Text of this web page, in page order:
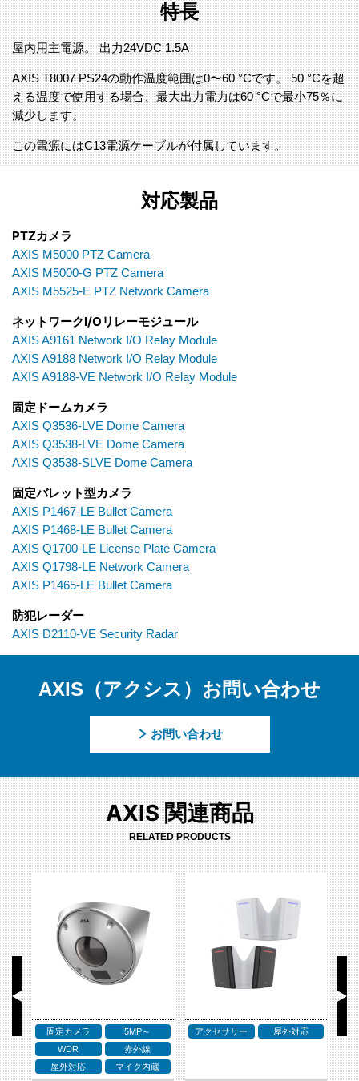
特長
屋内用主電源。 出力24VDC 1.5A
AXIS T8007 PS24の動作温度範囲は0〜60 °Cです。 50 °Cを超
える温度で使用する場合、最大出力電力は60 °Cで最小75％に
減少します。
この電源にはC13電源ケーブルが付属しています。
対応製品
PTZカメラ
AXIS M5000 PTZ Camera
AXIS M5000-G PTZ Camera
AXIS M5525-E PTZ Network Camera
ネットワークI/Oリレーモジュール
AXIS A9161 Network I/O Relay Module
AXIS A9188 Network I/O Relay Module
AXIS A9188-VE Network I/O Relay Module
固定ドームカメラ
AXIS Q3536-LVE Dome Camera
AXIS Q3538-LVE Dome Camera
AXIS Q3538-SLVE Dome Camera
固定バレット型カメラ
AXIS P1467-LE Bullet Camera
AXIS P1468-LE Bullet Camera
AXIS Q1700-LE License Plate Camera
AXIS Q1798-LE Network Camera
AXIS P1465-LE Bullet Camera
防犯レーダー
AXIS D2110-VE Security Radar
AXIS（アクシス）お問い合わせ
お問い合わせ
AXIS 関連商品
RELATED PRODUCTS
固定カメラ
5MP～
WDR
赤外線
屋外対応
マイク内蔵
アクセサリー 屋外対応
ア
ネ